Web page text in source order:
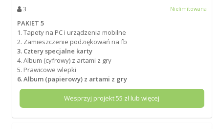
3 Nielimitowana
PAKIET 5
1. Tapety na PC i urządzenia mobilne
2. Zamieszczenie podziękowań na fb
3. Cztery specjalne karty
4. Album (cyfrowy) z artami z gry
5. Prawicowe wlepki
6. Album (papierowy) z artami z gry
Wesprzyj projekt55 zł lub więcej